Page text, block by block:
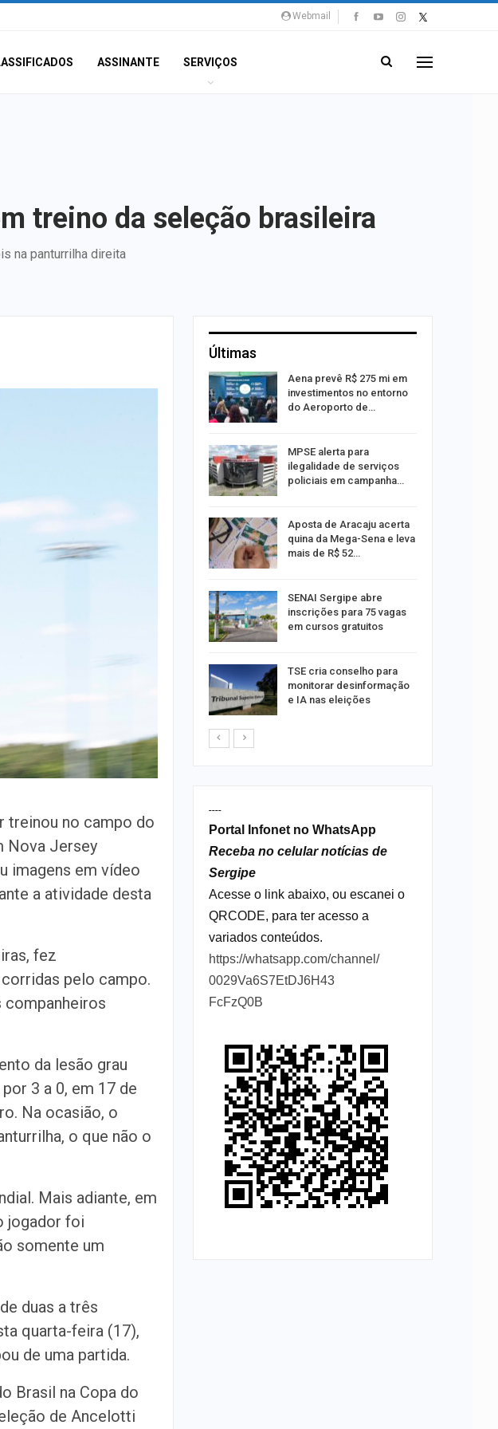
Webmail
ASSINANTE SERVIÇOS
treino da seleção brasileira
na panturrilha direita
treinou no campo do
Nova Jersey
imagens em vídeo
a atividade desta
fez
pelo campo.
companheiros
da lesão grau
3 a 0, em 17 de
Na ocasião, o
o que não o
Mais adiante, em
jogador foi
somente um
duas a três
quarta-feira (17),
de uma partida.
Brasil na Copa do
de Ancelotti
Últimas
Aena prevê R$ 275 mi em
investimentos no entorno
do Aeroporto de…
MPSE alerta para
ilegalidade de serviços
policiais em campanha…
Aposta de Aracaju acerta
quina da Mega-Sena e leva
mais de R$ 52…
SENAI Sergipe abre
inscrições para 75 vagas
em cursos gratuitos
TSE cria conselho para
monitorar desinformação
e IA nas eleições
----
Portal Infonet no WhatsApp
Receba no celular notícias de
Sergipe
Acesse o link abaixo, ou escanei o
QRCODE, para ter acesso a
variados conteúdos.
https://whatsapp.com/channel/
0029Va6S7EtDJ6H43
FcFzQ0B